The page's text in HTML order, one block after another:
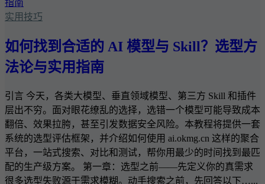
实用技巧
如何找到合适的 AI 模型与 Skill？选型方
法论与实用指南
引言 今天，各类大模型、垂直领域模型、第三方 Skill 和插件
层出不穷。面对眼花缭乱的选择，选错一个模型可能导致成本
翻倍、效果拉胯，甚至引发数据安全风险。本教程将提供一套
系统的选型评估框架，并介绍如何使用 ai.okmg.cn 这样的聚合
平台，一站式搜索、对比和测试，帮你用最少的时间找到最匹
配的生产级方案。 第一章：选型之前——先定义你的真需求
很多选型失败源于需求模糊。动手搜索之前，先回答以下…...